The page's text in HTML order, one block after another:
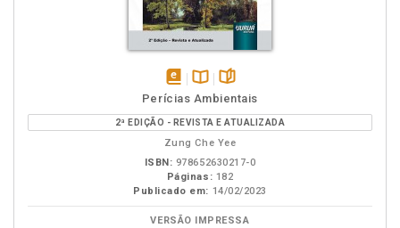
disponível
em
eBook
Disponível
na
B.V.
páginas
Perícias Ambientais
2ª EDIÇÃO - REVISTA E ATUALIZADA
Zung Che Yee
ISBN: 978652630217-0
Páginas: 182
Publicado em: 14/02/2023
VERSÃO IMPRESSA